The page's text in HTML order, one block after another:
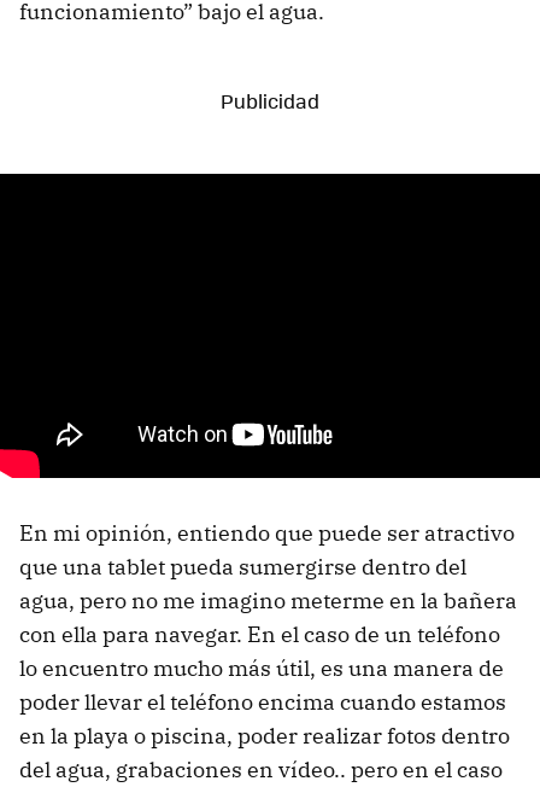
funcionamiento” bajo el agua.
En mi opinión, entiendo que puede ser atractivo
que una tablet pueda sumergirse dentro del
agua, pero no me imagino meterme en la bañera
con ella para navegar. En el caso de un teléfono
lo encuentro mucho más útil, es una manera de
poder llevar el teléfono encima cuando estamos
en la playa o piscina, poder realizar fotos dentro
del agua, grabaciones en vídeo.. pero en el caso